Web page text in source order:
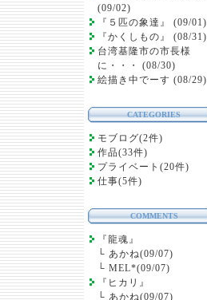
(09/02)
『５匹の象達』 (09/01)
『かくしもの』 (08/31)
台湾基隆市の市長様
に・・・ (08/30)
絵描き中でーす (08/29)
CATEGORIES
モブログ(2件)
作品(33件)
プライベート(20件)
仕事(5件)
COMMENTS
『龍魂』
└ あかね(09/07)
└ MEL*(09/07)
『ヒカリ』
└ あかね(09/07)